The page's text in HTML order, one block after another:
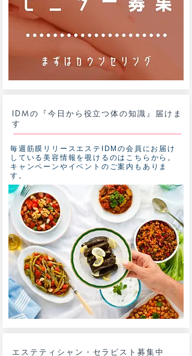
​IDMの『今日から役立つ体の知識』届けま
す
​毎週筋膜リリースエステIDMの会員にお届け
している美容情報を覗けるのはこちらから。
キャンペーンやイベントのご案内もありま
す。
​エステティシャン・セラピスト募集中